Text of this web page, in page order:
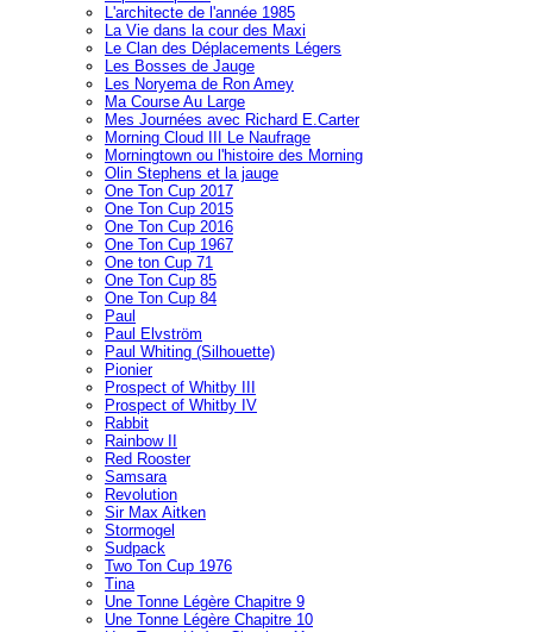
L'architecte de l'année 1985
La Vie dans la cour des Maxi
Le Clan des Déplacements Légers
Les Bosses de Jauge
Les Noryema de Ron Amey
Ma Course Au Large
Mes Journées avec Richard E.Carter
Morning Cloud III Le Naufrage
Morningtown ou l'histoire des Morning
Olin Stephens et la jauge
One Ton Cup 2017
One Ton Cup 2015
One Ton Cup 2016
One Ton Cup 1967
One ton Cup 71
One Ton Cup 85
One Ton Cup 84
Paul
Paul Elvström
Paul Whiting (Silhouette)
Pionier
Prospect of Whitby III
Prospect of Whitby IV
Rabbit
Rainbow II
Red Rooster
Samsara
Revolution
Sir Max Aitken
Stormogel
Sudpack
Two Ton Cup 1976
Tina
Une Tonne Légère Chapitre 9
Une Tonne Légère Chapitre 10